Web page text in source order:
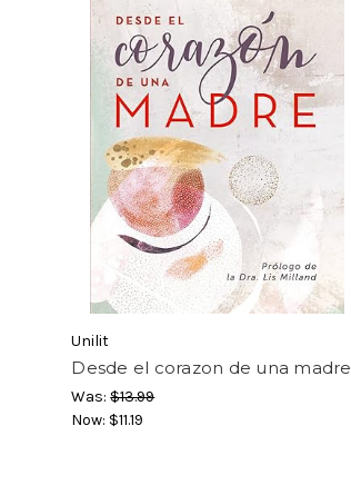
Unilit
Desde el corazon de una madre
Was:$13.99
Now: $11.19